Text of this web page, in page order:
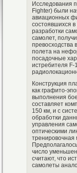
Исследования
Fighter) были
авиационных
состоявшихся
разработки
самолет,
превосходства
полета на
посадочные
истребителя
Конструкция
как графито-
выполнения
составляет
150 км, и с
обработки
управления
оптическими
число
считают, что
самолеты